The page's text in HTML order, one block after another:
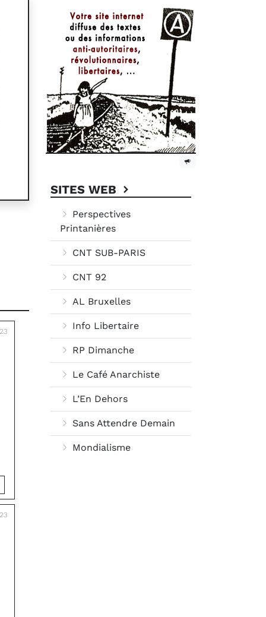
SITES WEB
Perspectives
Printanières
CNT SUB-PARIS
CNT 92
AL Bruxelles
Info Libertaire
RP Dimanche
Le Café Anarchiste
L’En Dehors
Sans Attendre Demain
Mondialisme